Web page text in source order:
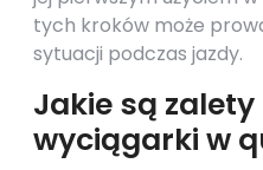
tych kroków może
sytuacji podczas jazdy.
Jakie są
wyciągarki w